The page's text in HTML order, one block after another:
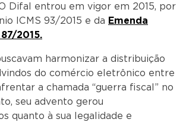
Difal entrou em vigor em 2015, por
ICMS 93/2015 e da Emenda
2015.
harmonizar a distribuição
do comércio eletrônico entre
a chamada “guerra fiscal” no
seu advento gerou
quanto à sua legalidade e